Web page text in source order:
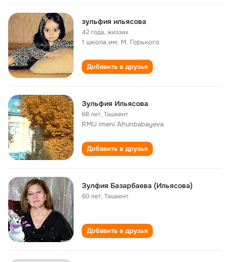
зульфия ильясова
42 года,жиззах
1 школа им. М. Горького
Добавить в друзья
Зульфия Ильясова
68 лет,Ташкент
RMU imeni Ahunbabayeva
Добавить в друзья
Зулфия Базарбаева (Ильясова)
60 лет,Ташкент
Добавить в друзья